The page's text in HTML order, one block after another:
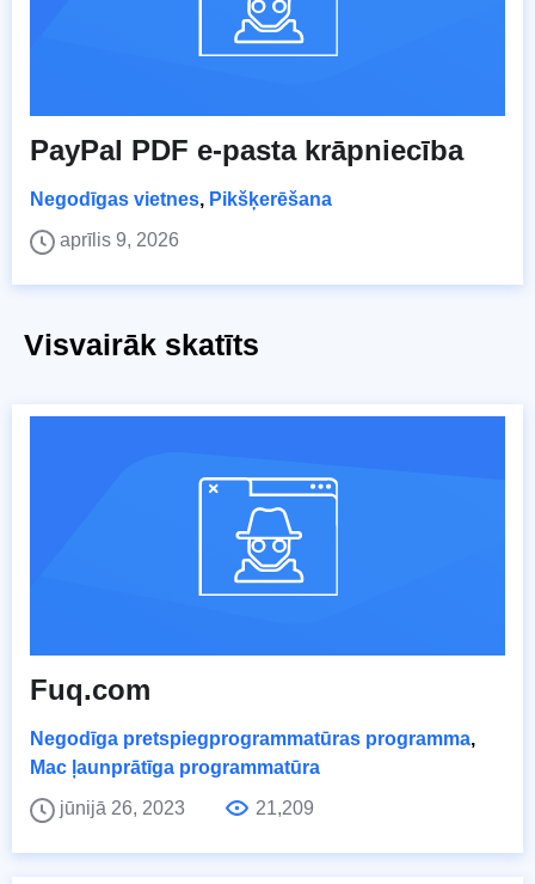
PayPal PDF e-pasta krāpniecība
Negodīgas vietnes, Pikšķerēšana
aprīlis 9, 2026
Visvairāk skatīts
Fuq.com
Negodīga pretspiegprogrammatūras programma,
Mac ļaunprātīga programmatūra
jūnijā 26, 2023
21,209